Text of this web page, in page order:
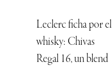
Leclerc ficha por el
whisky: Chivas
Regal 16, un blend